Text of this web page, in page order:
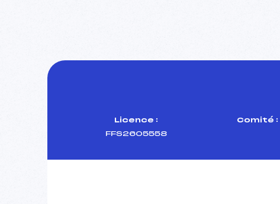
Licence :
FFS2605558
Comité :